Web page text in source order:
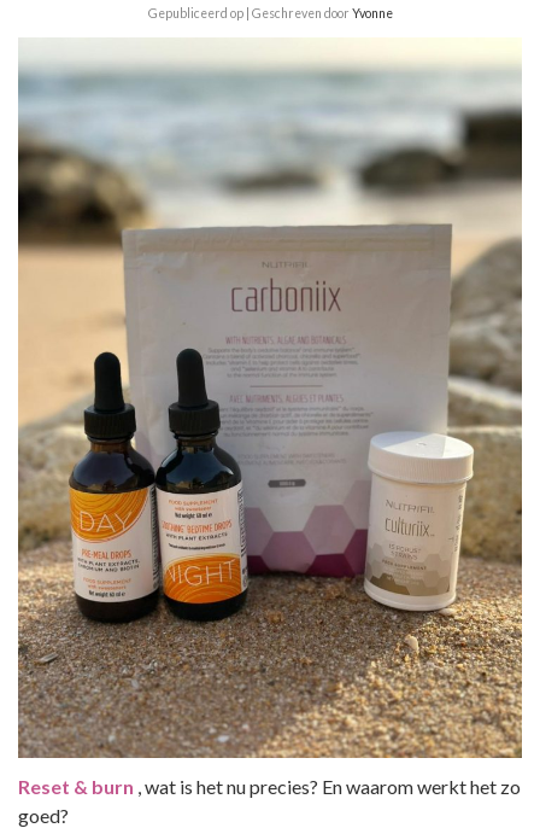
Gepubliceerd op | Geschreven door Yvonne
Reset & burn , wat is het nu precies? En waarom werkt het zo
goed?